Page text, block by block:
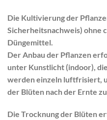
Die Kultivierung der
Sicherheitsnachweis) ohne
Düngemittel.
Der Anbau der Pflanzen
unter Kunstlicht (indoor),
werden einzeln luftfrisiert,
der Blüten nach der Ernte
Die Trocknung der Blüten